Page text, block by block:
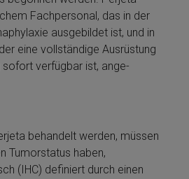
Fachpersonal, das in der
ausgebildet ist, und in
eine vollständige Ausrüstung
sofort verfügbar ist, an­ge­
behandelt werden, müssen
Tumorstatus haben,
(IHC) definiert durch einen